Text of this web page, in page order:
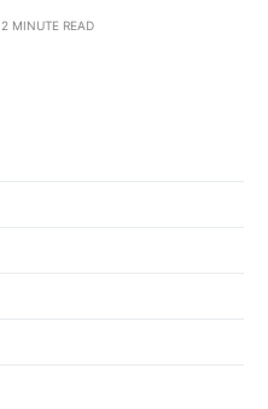
2 MINUTE READ